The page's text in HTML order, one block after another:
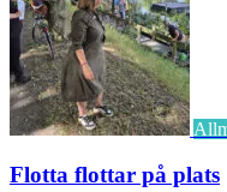
Flotta flottar på plats